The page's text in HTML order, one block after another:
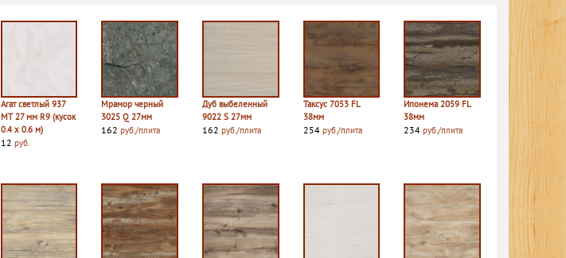
Агат светлый 937
MT 27 мм R9 (кусок
0.4 х 0.6 м)
12 руб.
Мрамор черный
3025 Q 27мм
162руб./плита
Дуб выбеленный
9022 S 27мм
162 руб./плита
Таксус 7053 FL
38мм
254 руб./плита
Ипонема 2059 FL
38мм
234руб./плита